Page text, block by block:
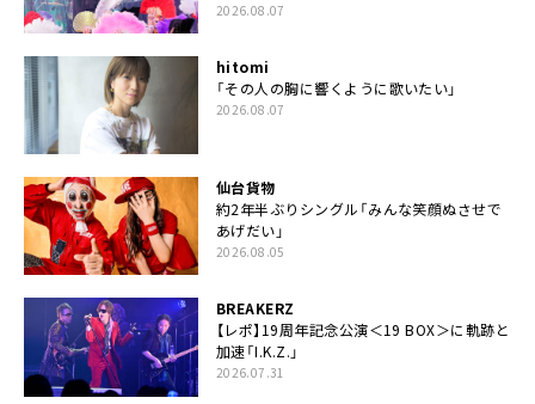
2026.08.07
hitomi
「その人の胸に響くように歌いたい」
2026.08.07
仙台貨物
約2年半ぶりシングル「みんな笑顔ぬさせで
あげだい」
2026.08.05
BREAKERZ
【レポ】19周年記念公演＜19 BOX＞に軌跡と
加速「I.K.Z.」
2026.07.31